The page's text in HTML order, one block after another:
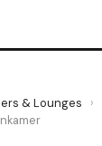
& Lounges ›